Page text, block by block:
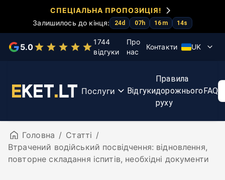
СПЕЦІАЛЬНА ПРОПОЗИЦІЯ!
Залишилось до кінця:
24d 07h 16 m 14s
5.0
1744
відгуки
Про
нас
Контакти UK
Послуги Відгуки
Правила
дорожнього
руху
FAQ
KET
KET
першої
допомоги
Головна / Статті /
Втрачений водійський посвідчення: відновлення,
повторне складання іспитів, необхідні документи